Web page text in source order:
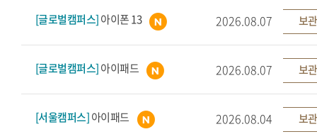
[글로벌캠퍼스]아이폰 13 2026.08.07 보관
[글로벌캠퍼스]아이패드 2026.08.07 보관
[서울캠퍼스]아이패드 2026.08.04 보관